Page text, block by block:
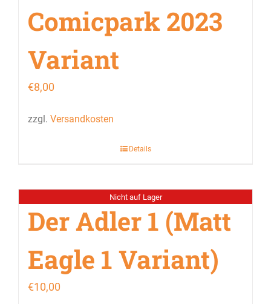
Comicpark 2023
Variant
€8,00
zzgl. Versandkosten
Details
Nicht auf Lager
Der Adler 1 (Matt
Eagle 1 Variant)
€10,00